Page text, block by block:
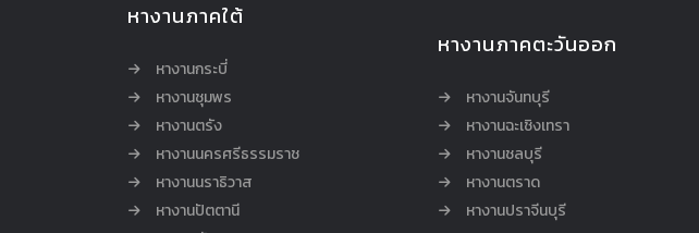
หางานภาคใต้
หางานกระบี่
หางานชุมพร
หางานตรัง
หางานนครศรีธรรมราช
หางานนราธิวาส
หางานปัตตานี
หางานภาคตะวันออก
หางานจันทบุรี
หางานฉะเชิงเทรา
หางานชลบุรี
หางานตราด
หางานปราจีนบุรี